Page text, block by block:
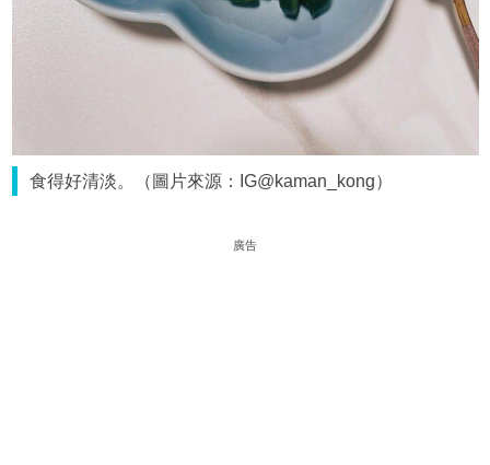
食得好清淡。（圖片來源：IG@kaman_kong）
廣告